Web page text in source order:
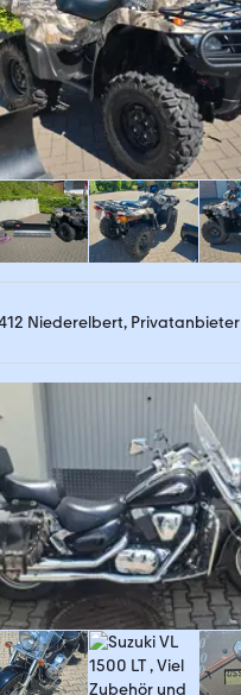
Niederelbert, Privatanbieter